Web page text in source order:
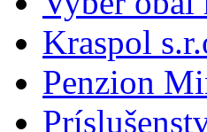
Kraspol
Penzion